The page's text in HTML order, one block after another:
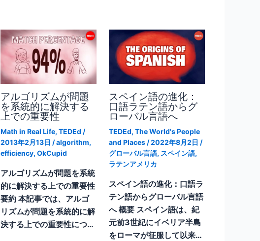
アルゴリズムが問題
を系統的に解決する
上での重要性
Math in Real Life, TEDEd /
2013年2月13日 /algorithm,
efficiency, OkCupid
アルゴリズムが問題を系統
的に解決する上での重要性
要約 本記事では、アルゴ
リズムが問題を系統的に解
決する上での重要性につ…
スペイン語の進化：
口語ラテン語からグ
ローバル言語へ
TEDEd, The World's People
and Places/2022年8月2日 /
グローバル言語, スペイン語,
ラテンアメリカ
スペイン語の進化：口語ラ
テン語からグローバル言語
へ 概要 スペイン語は、紀
元前3世紀にイベリア半島
をローマが征服して以来…